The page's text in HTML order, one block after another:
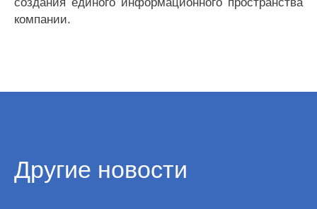
компании.
Другие новости